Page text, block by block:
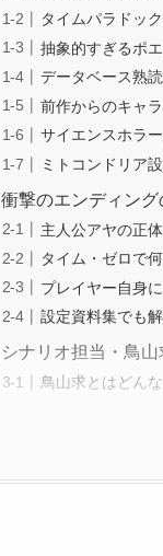
タイムパラドッ
抽象的すぎるポ
データベース熟
前作からのキャ
サイエンスホラ
ミトコンドリア
衝撃のエンディング
主人公アヤの正
タイム・ゼロで
プレイヤー自身
設定資料集でも
シナリオ担当・鳥
鳥山求とはどん